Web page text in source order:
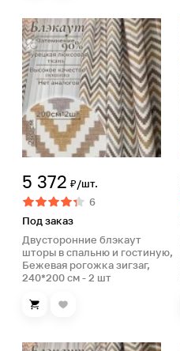
5 372 ₽/шт.
6
Под заказ
Двусторонние блэкаут
шторы в спальню и гостиную,
Бежевая рогожка зигзаг,
240*200 см - 2 шт